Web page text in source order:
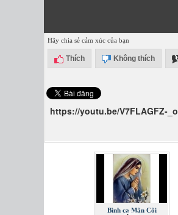
Hãy chia sẻ cảm xúc của bạn
Thích Không thích
https://youtu.be/V7FLAGFZ-_o
Bình ca Mân Côi